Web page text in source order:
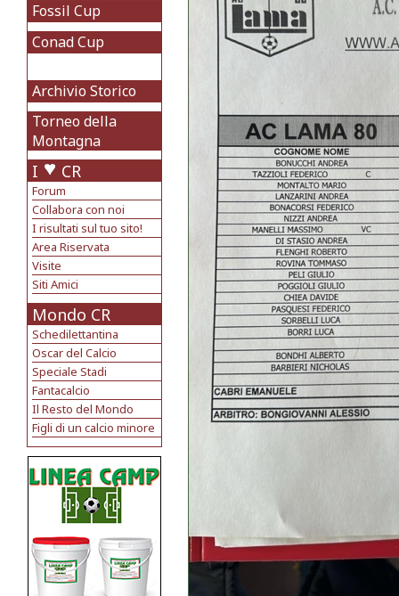
Fossil Cup
Conad Cup
Archivio Storico
Torneo della
Montagna
I CR
Forum
Collabora con noi
I risultati sul tuo sito!
Area Riservata
Visite
Siti Amici
Mondo CR
Schedilettantina
Oscar del Calcio
Speciale Stadi
Fantacalcio
Il Resto del Mondo
Figli di un calcio minore